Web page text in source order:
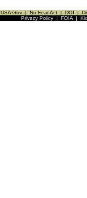
USA Gov | No Fear Act | DOI |
Privacy Policy| FOIA|